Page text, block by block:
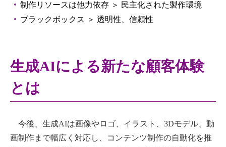
制作リソースは他力依存 ＞ 民主化された製作環境
ブラックボックス ＞ 透明性、信頼性
生成AIによる新たな顧客体験
とは
今後、生成AIは画像やロゴ、イラスト、3Dモデル、動
画制作まで幅広く対応し、コンテンツ制作の自動化を推